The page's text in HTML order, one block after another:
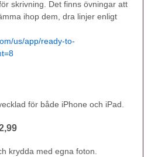
skrivning. Det finns övningar att
ihop dem, dra linjer enligt
us/app/ready-to-
för både iPhone och iPad.
krydda med egna foton.